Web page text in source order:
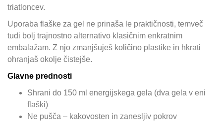
triatloncev.
Uporaba flaške za gel ne prinaša le praktičnosti, temveč
tudi bolj trajnostno alternativo klasičnim enkratnim
embalažam. Z njo zmanjšuješ količino plastike in hkrati
ohranjaš okolje čistejše.
Glavne prednosti
Shrani do 150 ml energijskega gela (dva gela v eni
flaški)
Ne pušča – kakovosten in zanesljiv pokrov